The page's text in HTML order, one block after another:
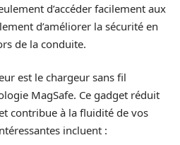
d’accéder facilement aux
d’améliorer la sécurité en
de la conduite.
est le chargeur sans fil
MagSafe. Ce gadget réduit
contribue à la fluidité de vos
incluent :